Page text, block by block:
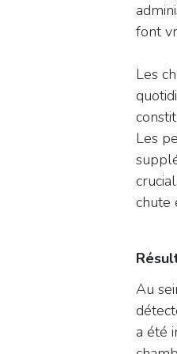
font
Les
Les
chute
Au
a été